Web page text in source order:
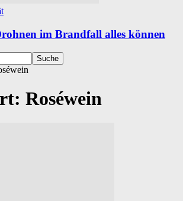
im Brandfall alles können
Roséwein